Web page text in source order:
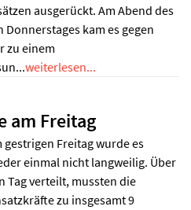
ausgerückt. Am Abend des
Donnerstages kam es gegen
zu einem
weiterlesen...
am Freitag
gestrigen Freitag wurde es
einmal nicht langweilig. Über
Tag verteilt, mussten die
zu insgesamt 9